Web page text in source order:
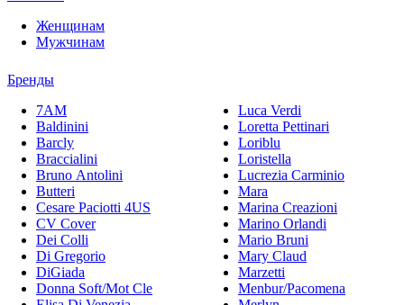
Женщинам
Мужчинам
Бренды
7AM
Baldinini
Barcly
Braccialini
Bruno Antolini
Butteri
Cesare Paciotti 4US
CV Cover
Dei Colli
Di Gregorio
DiGiada
Donna Soft/Mot Cle
Luca Verdi
Loretta Pettinari
Loriblu
Loristella
Lucrezia Carminio
Mara
Marina Creazioni
Marino Orlandi
Mario Bruni
Mary Claud
Marzetti
Menbur/Pacomena